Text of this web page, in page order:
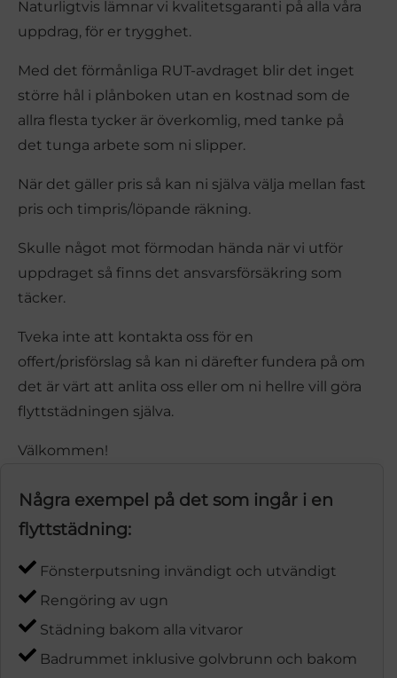
Naturligtvis lämnar vi kvalitetsgaranti på alla våra
uppdrag, för er trygghet.
Med det förmånliga RUT-avdraget blir det inget
större hål i plånboken utan en kostnad som de
allra flesta tycker är överkomlig, med tanke på
det tunga arbete som ni slipper.
När det gäller pris så kan ni själva välja mellan fast
pris och timpris/löpande räkning.
Skulle något mot förmodan hända när vi utför
uppdraget så finns det ansvarsförsäkring som
täcker.
Tveka inte att kontakta oss för en
offert/prisförslag så kan ni därefter fundera på om
det är värt att anlita oss eller om ni hellre vill göra
flyttstädningen själva.
Välkommen!
Några exempel på det som ingår i en
flyttstädning:
Fönsterputsning invändigt och utvändigt
Rengöring av ugn
Städning bakom alla vitvaror
Badrummet inklusive golvbrunn och bakom